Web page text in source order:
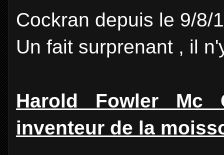
Cockran depuis le 9/8/
Un fait surprenant , il
Harold Fowler
inventeur de la